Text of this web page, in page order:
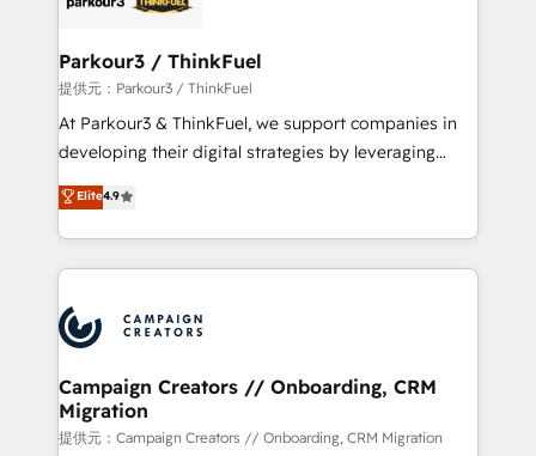
companies scale faster and smarter. 🔹 BOOMS:
Demand generation for all your buyers With BOOMS,
you invest in 100% of your buyers, accelerating your
growth and positioning yourself as an undisputed
transformation process A methodology designed to
implement HubSpot effectively and optimize your
record of business transformation, our growth-first
approach has helped brands dominate their
Parkour3 / ThinkFuel
提供元：Parkour3 / ThinkFuel
At Parkour3 & ThinkFuel, we support companies in
developing their digital strategies by leveraging
technologies and automating their marketing and
sales processes to generate growth. Our offer spans
from Strategy to Operations. We specialize in CRM
onboarding and implementation, web design, sales
extensive experience working with tech companies
and manufacturers since 2002, we are committed to
empowering our clients and developing their
autonomy. Get to grips with HubSpot through
guided implementation and seamless integration of
Elite4.9
Campaign Creators // Onboarding, CRM
Migration
提供元：Campaign Creators // Onboarding, CRM Migration